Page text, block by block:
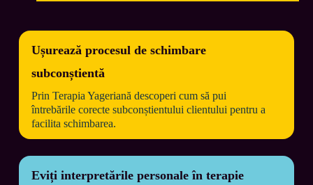
Ușurează procesul de schimbare
subconștientă
Prin Terapia Yageriană descoperi cum să pui
întrebările corecte subconștientului clientului pentru a
facilita schimbarea.
Eviți interpretările personale în terapie